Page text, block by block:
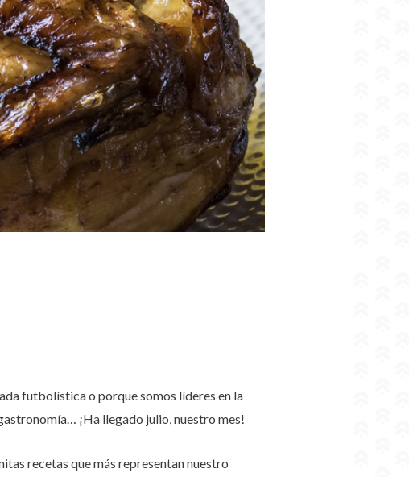
futbolística o porque somos líderes en la
¡Ha llegado julio, nuestro mes!
recetas que más representan nuestro